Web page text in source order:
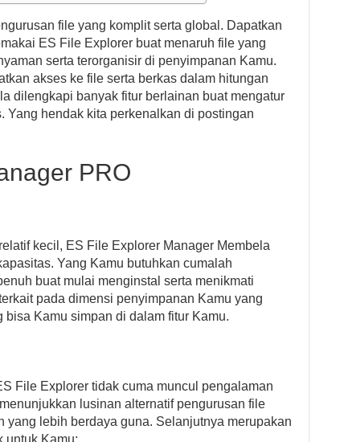
file yang komplit serta global. Dapatkan
ES File Explorer buat menaruh file yang
serta terorganisir di penyimpanan Kamu.
akses ke file serta berkas dalam hitungan
dilengkapi banyak fitur berlainan buat mengatur
Yang hendak kita perkenalkan di postingan
PRO
kecil, ES File Explorer Manager Membela
Yang Kamu butuhkan cumalah
buat mulai menginstal serta menikmati
pada dimensi penyimpanan Kamu yang
Kamu simpan di dalam fitur Kamu.
File Explorer tidak cuma muncul pengalaman
lusinan alternatif pengurusan file
yang lebih berdaya guna. Selanjutnya merupakan
untuk Kamu: